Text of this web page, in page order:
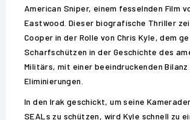
American Sniper, einem fesselnden Film
Eastwood. Dieser biografische Thriller
Cooper in der Rolle von Chris Kyle, dem
Scharfschützen in der Geschichte des
Militärs, mit einer beeindruckenden Bilanz
Eliminierungen.
In den Irak geschickt, um seine
SEALs zu schützen, wird Kyle schnell zu